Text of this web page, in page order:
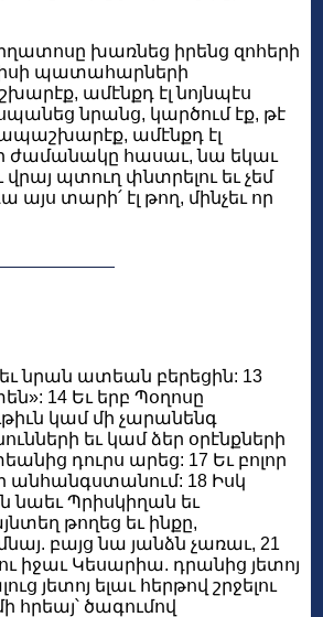
խառնեց իրենց զոհերի
պատահարների
ամէնքդ էլ նոյնպէս
նրանց, կարծում էք, թէ
ամէնքդ էլ
ժամանակը հասաւ, նա եկաւ
պտուղ փնտրելու եւ չեմ
տարի՛ էլ թող, մինչեւ որ
նրան ատեան բերեցին: 13
14 Եւ երբ Պօղոսը
կամ մի չարանենգ
եւ կամ ձեր օրէնքների
դուրս արեց: 17 Եւ բոլոր
անհանգստանում: 18 Իսկ
նաեւ Պրիսկիղան եւ
թողեց եւ ինքը,
բայց նա յանձն չառաւ, 21
իջաւ Կեսարիա. դրանից յետոյ
յետոյ ելաւ հերթով շրջելու
հրեայ՝ ծագումով